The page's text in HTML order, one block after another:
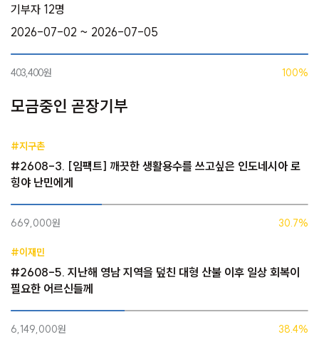
기부자 12명
2026-07-02 ~ 2026-07-05
403,400원 100%
모금중인 곧장기부
#지구촌
#2608-3. [임팩트] 깨끗한 생활용수를 쓰고싶은 인도네시아 로
힝야 난민에게
669,000원 30.7%
#이재민
#2608-5. 지난해 영남 지역을 덮친 대형 산불 이후 일상 회복이
필요한 어르신들께
6,149,000원 38.4%